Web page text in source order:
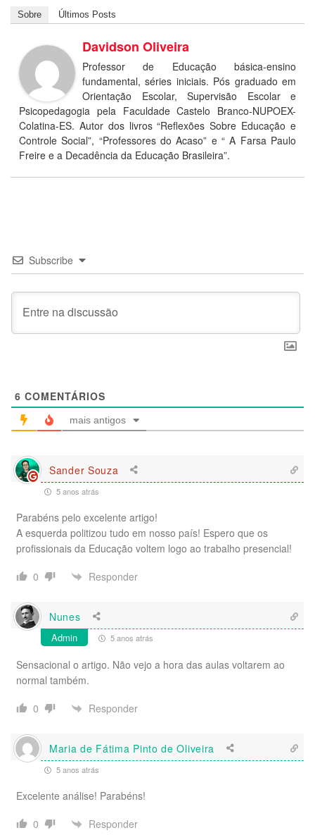
Sobre Últimos Posts
Davidson Oliveira
Professor de Educação básica-ensino
fundamental, séries iniciais. Pós graduado em
Orientação Escolar, Supervisão Escolar e
Psicopedagogia pela Faculdade Castelo Branco-NUPOEX-
Colatina-ES. Autor dos livros “Reflexões Sobre Educação e
Controle Social”, “Professores do Acaso” e “ A Farsa Paulo
Freire e a Decadência da Educação Brasileira”.
Subscribe
6 COMENTÁRIOS
mais antigos
Sander Souza
5 anos atrás
Parabéns pelo excelente artigo!
A esquerda politizou tudo em nosso país! Espero que os
profissionais da Educação voltem logo ao trabalho presencial!
0
Responder
Nunes
Admin 5 anos atrás
Sensacional o artigo. Não vejo a hora das aulas voltarem ao
normal também.
0
Responder
Maria de Fátima Pinto de Oliveira
5 anos atrás
Excelente análise! Parabéns!
0
Responder